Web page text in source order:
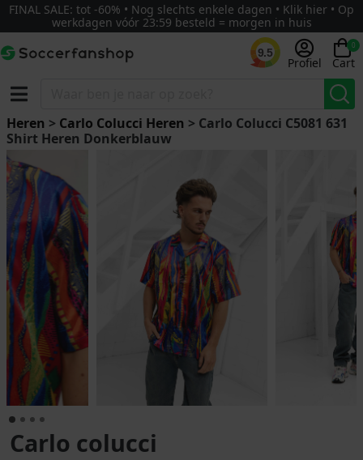
FINAL SALE: tot -60% • Nog slechts enkele dagen • Klik hier • Op
werkdagen vóór 23:59 besteld = morgen in huis
9.5
Profiel
0
Cart
Heren > Carlo Colucci Heren > Carlo Colucci C5081 631
Shirt Heren Donkerblauw
Carlo colucci